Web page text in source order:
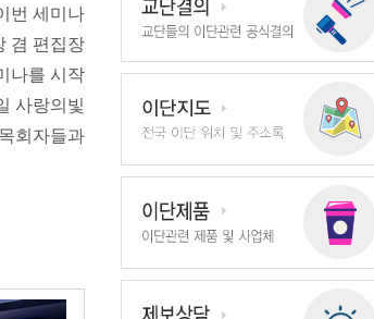
번 세미나
겸 편집장
나를 시작
사랑의빛
회자들과